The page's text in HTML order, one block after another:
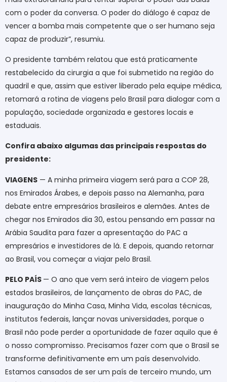
com o poder da conversa. O poder do diálogo é capaz de
vencer a bomba mais competente que o ser humano seja
capaz de produzir”, resumiu.
O presidente também relatou que está praticamente
restabelecido da cirurgia a que foi submetido na região do
quadril e que, assim que estiver liberado pela equipe médica,
retomará a rotina de viagens pelo Brasil para dialogar com a
população, sociedade organizada e gestores locais e
estaduais.
Confira abaixo algumas das principais respostas do
presidente:
VIAGENS — A minha primeira viagem será para a COP 28,
nos Emirados Árabes, e depois passo na Alemanha, para
debate entre empresários brasileiros e alemães. Antes de
chegar nos Emirados dia 30, estou pensando em passar na
Arábia Saudita para fazer a apresentação do PAC a
empresários e investidores de lá. E depois, quando retornar
ao Brasil, vou começar a viajar pelo Brasil.
PELO PAÍS — O ano que vem será inteiro de viagem pelos
estados brasileiros, de lançamento de obras do PAC, de
inauguração do Minha Casa, Minha Vida, escolas técnicas,
institutos federais, lançar novas universidades, porque o
Brasil não pode perder a oportunidade de fazer aquilo que é
o nosso compromisso. Precisamos fazer com que o Brasil se
transforme definitivamente em um país desenvolvido.
Estamos cansados de ser um país de terceiro mundo, um